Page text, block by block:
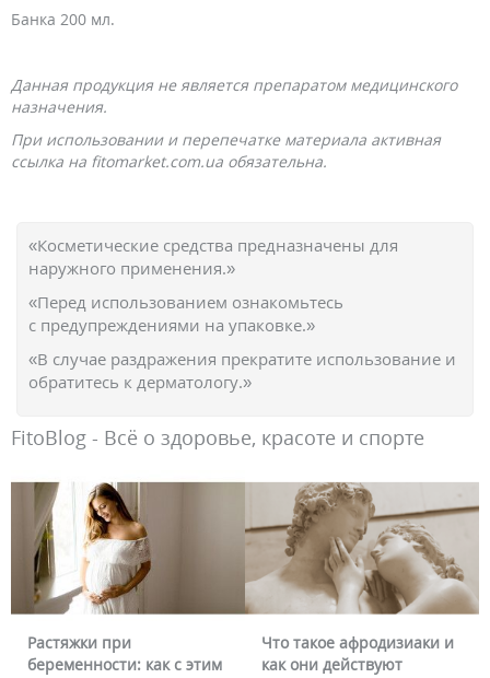
Банка 200 мл.
Данная продукция не является препаратом медицинского
назначения.
При использовании и перепечатке материала активная
ссылка на fitomarket.com.ua обязательна.
«Косметические средства предназначены для
наружного применения.»
«Перед использованием ознакомьтесь
с предупреждениями на упаковке.»
«В случае раздражения прекратите использование и
обратитесь к дерматологу.»
FitoBlog - Всё о здоровье, красоте и спорте
Что такое афродизиаки и
как они действуют
Почему краснеет лицо и
можно ли это убрать